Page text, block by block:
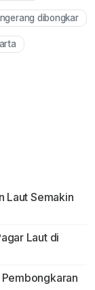
dibongkar
Laut Semakin
Laut di